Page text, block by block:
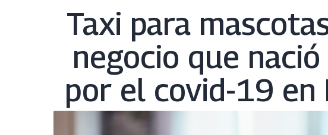
Taxi para
negocio que
por el covid-19 en